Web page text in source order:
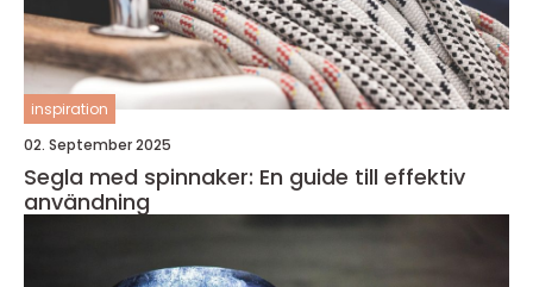
inspiration
02. September 2025
Segla med spinnaker: En guide till effektiv
användning